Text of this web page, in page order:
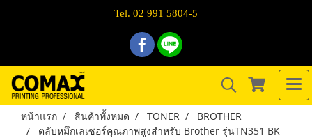
Tel. 02 991 5804-5
หน้าแรก สินค้าทั้งหมด TONER
BROTHER
ตลับหมึกเลเซอร์คุณภาพสูงสำหรับ Brother รุ่นTN351 BK